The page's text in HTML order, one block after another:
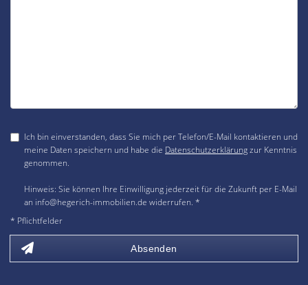
Ich bin einverstanden, dass Sie mich per Telefon/E-Mail kontaktieren und
meine Daten speichern und habe die Datenschutzerklärungzur Kenntnis
genommen.
Hinweis: Sie können Ihre Einwilligung jederzeit für die Zukunft per E-Mail
an info@hegerich-immobilien.de widerrufen. *
* Pflichtfelder
Absenden